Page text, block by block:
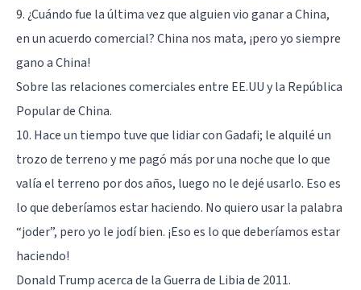
9. ¿Cuándo fue la última vez que alguien vio ganar a China,
en un acuerdo comercial? China nos mata, ¡pero yo siempre
gano a China!
Sobre las relaciones comerciales entre EE.UU y la República
Popular de China.
10. Hace un tiempo tuve que lidiar con Gadafi; le alquilé un
trozo de terreno y me pagó más por una noche que lo que
valía el terreno por dos años, luego no le dejé usarlo. Eso es
lo que deberíamos estar haciendo. No quiero usar la palabra
“joder”, pero yo le jodí bien. ¡Eso es lo que deberíamos estar
haciendo!
Donald Trump acerca de la Guerra de Libia de 2011.